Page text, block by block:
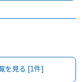
を見る [1件]